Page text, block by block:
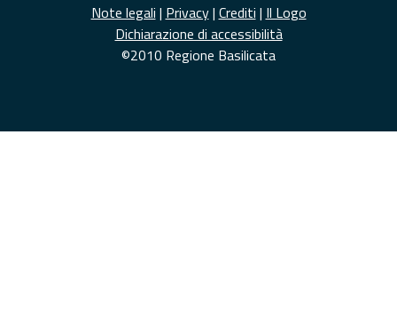
Note legali | Privacy| Crediti | Il Logo
Dichiarazione di accessibilità
©2010 Regione Basilicata